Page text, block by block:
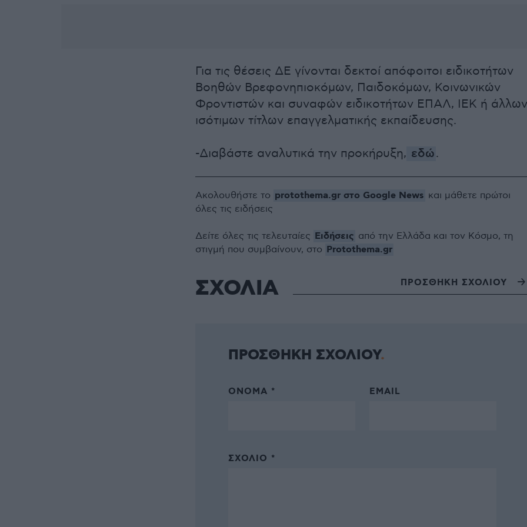
Για τις θέσεις ΔΕ γίνονται δεκτοί απόφοιτοι ειδικοτήτων
Βοηθών Βρεφονηπιοκόμων, Παιδοκόμων, Κοινωνικών
Φροντιστών και συναφών ειδικοτήτων ΕΠΑΛ, ΙΕΚ ή άλλων
ισότιμων τίτλων επαγγελματικής εκπαίδευσης.
-Διαβάστε αναλυτικά την προκήρυξη, εδώ.
Ακολουθήστε το protothema.gr στο Google News και μάθετε πρώτοι
όλες τις ειδήσεις
Δείτε όλες τις τελευταίες Ειδήσεις από την Ελλάδα και τον Κόσμο, τη
στιγμή που συμβαίνουν, στο Protothema.gr
ΣΧΟΛΙΑ ΠΡΟΣΘΗΚΗ ΣΧΟΛΙΟΥ
ΠΡΟΣΘΗΚΗ ΣΧΟΛΙΟΥ
ΌΝΟΜΑ * EMAIL
ΣΧΌΛΙΟ *